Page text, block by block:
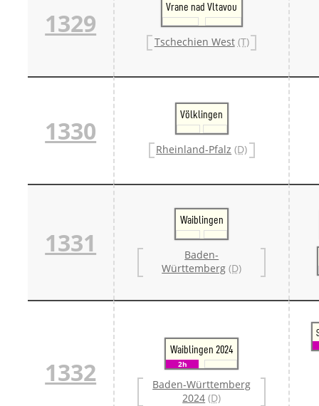
1329
Vrane nad Vltavou
Tschechien West (T)
1330
Völklingen
Rheinland-Pfalz (D)
1331
Waiblingen
Baden-
Württemberg (D)
1332
Waiblingen 2024
2h
Baden-Württemberg
2024 (D)